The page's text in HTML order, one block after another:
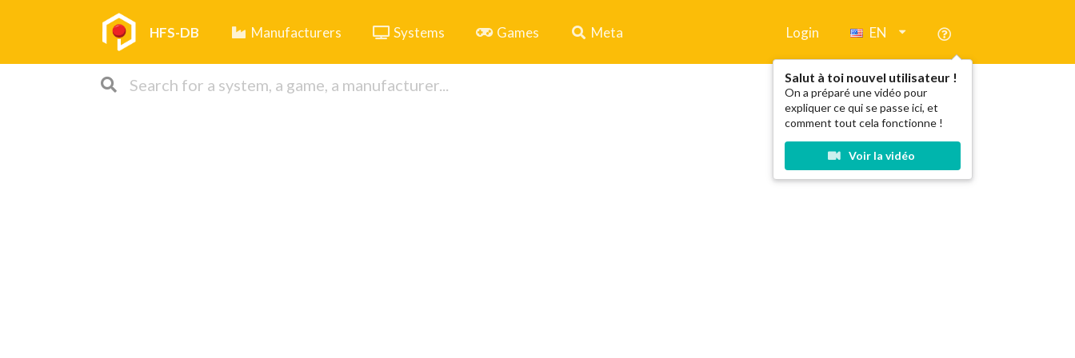
HFS-DB Manufacturers Systems Games Meta Login EN
Salut à toi nouvel utilisateur !
On a préparé une vidéo pour
expliquer ce qui se passe ici, et
comment tout cela fonctionne !
Voir la vidéo